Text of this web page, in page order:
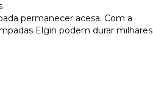
permanecer acesa. Com a
Elgin podem durar milhares